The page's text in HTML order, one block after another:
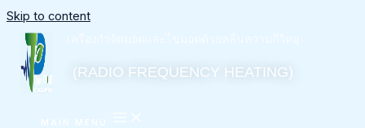
Skip to content
MAIN MENU
เครื่องกำจัดมอดและไข่มอดด้วยคลื่นความถี่วิทยุ
(RADIO FREQUENCY HEATING)